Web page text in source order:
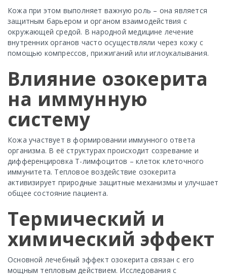
Кожа при этом выполняет важную роль – она является
защитным барьером и органом взаимодействия с
окружающей средой. В народной медицине лечение
внутренних органов часто осуществляли через кожу с
помощью компрессов, прижиганий или иглоукалывания.
Влияние озокерита
на иммунную
систему
Кожа участвует в формировании иммунного ответа
организма. В её структурах происходит созревание и
дифференцировка Т-лимфоцитов – клеток клеточного
иммунитета. Тепловое воздействие озокерита
активизирует природные защитные механизмы и улучшает
общее состояние пациента.
Термический и
химический эффект
Основной лечебный эффект озокерита связан с его
мощным тепловым действием. Исследования с